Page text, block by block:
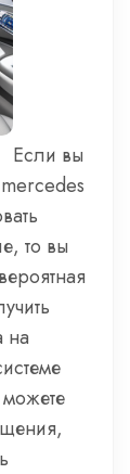
Если вы
то вы
на